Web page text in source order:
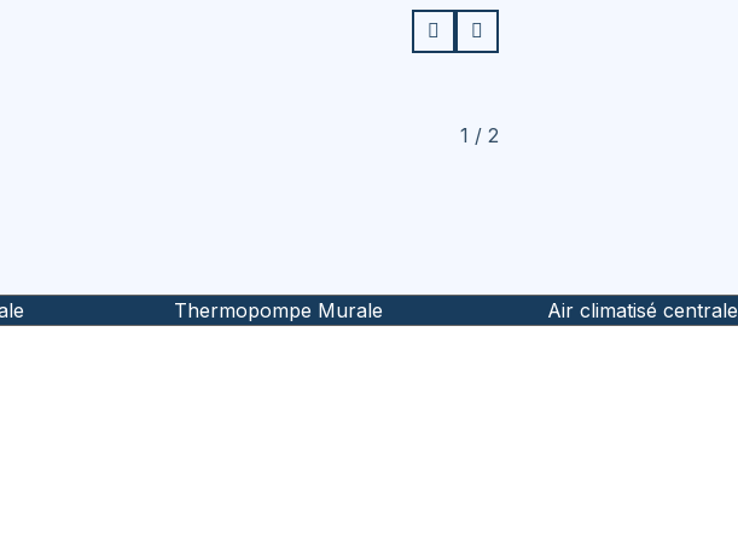
1 / 2
Thermopompe Murale Air climatisé centrale